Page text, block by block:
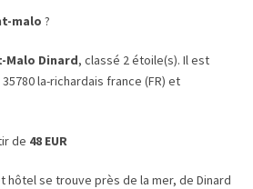
malo ?
Malo Dinard, classé 2 étoile(s). Il est
la-richardais france (FR) et
de 48 EUR
hôtel se trouve près de la mer, de Dinard